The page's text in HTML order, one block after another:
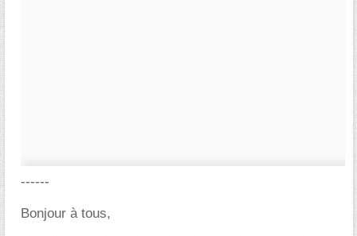
------
Bonjour à tous,